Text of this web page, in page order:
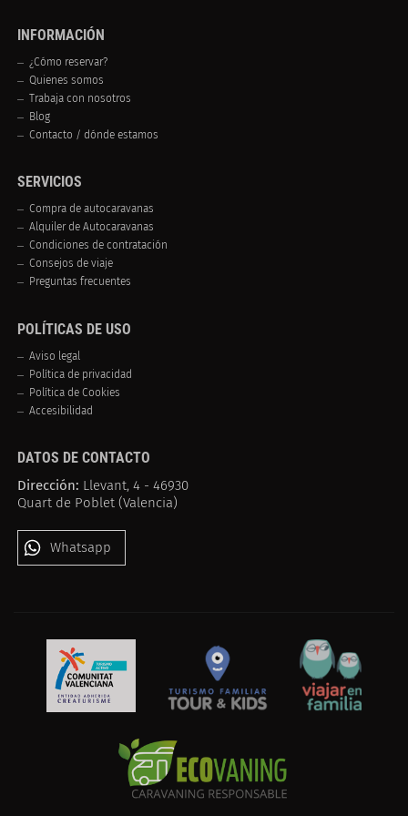
INFORMACIÓN
¿Cómo reservar?
Quienes somos
Trabaja con nosotros
Blog
Contacto / dónde estamos
SERVICIOS
Compra de autocaravanas
Alquiler de Autocaravanas
Condiciones de contratación
Consejos de viaje
Preguntas frecuentes
POLÍTICAS DE USO
Aviso legal
Política de privacidad
Política de Cookies
Accesibilidad
DATOS DE CONTACTO
Dirección: Llevant, 4 - 46930
Quart de Poblet (Valencia)
Whatsapp